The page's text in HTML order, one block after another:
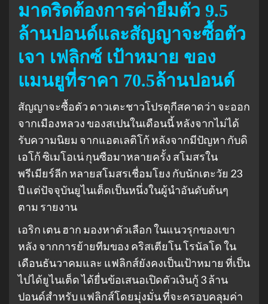
มาดริดต้องการค่ายืมตัว 9.5
ล้านปอนด์และสัญญาจะซื้อตัว
เจา เฟลิกซ์ เป้าหมาย ของ
แมนยูที่ราคา 70.5ล้านปอนด์
สัญญาจะซื้อตัว ดาวเตะชาวโปรตุกีสคาดว่า จะออก
จากเมืองหลวง ของสเปนในเดือนนี้ หลังจากไม่ได้
รับความนิยม จากแอตเลติโก้ หลังจากมีปัญหา กับดิ
เอโก้ ซิเมโอเน่ กุนซือมาหลายครั้ง สโมสรใน
พรีเมียร์ลีก หลายสโมสรเชื่อมโยง กับนักเตะวัย 23
ปี แต่ปัจจุบันยูไนเต็ดเป็นหนึ่งในผู้นำอันดับต้นๆ
ตาม รายงาน
เอริก เตน ฮาก มองหาตัวเลือก ในแนวรุกของเขา
หลัง จากการย้ายทีมของ คริสเตียโน โรนัลโด ใน
เดือนธันวาคมและ แฟลิกส์ยังคงเป็นเป้าหมาย ที่เป็น
ไปได้ยูไนเต็ด ได้ยื่นข้อเสนอเปิดตัวเงินกู้ 3 ล้าน
ปอนด์สำหรับ แฟลิกส์โดยมุ่งมั่น ที่จะครอบคลุมค่า